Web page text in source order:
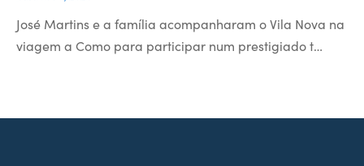
José Martins e a família acompanharam o Vila Nova na
viagem a Como para participar num prestigiado t…